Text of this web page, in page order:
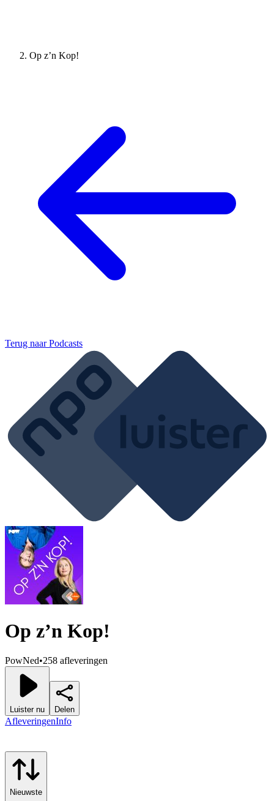
Op z’n Kop!
Terug naarPodcasts
Op z’n Kop!
PowNed•258 afleveringen
Luister nu Delen
AfleveringenInfo
Nieuwste